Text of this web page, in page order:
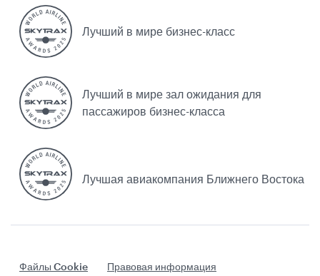
Лучший в мире бизнес-класс
Лучший в мире зал ожидания для
пассажиров бизнес-класса
Лучшая авиакомпания Ближнего Востока
Файлы Cookie Правовая информация